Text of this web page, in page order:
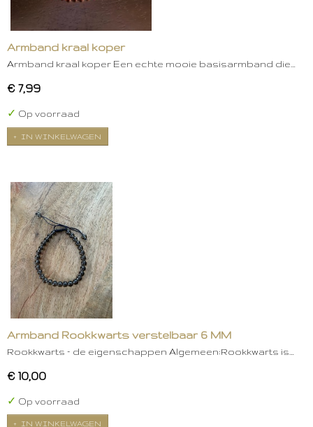
Armband kraal koper
Armband kraal koper Een echte mooie basisarmband die…
€ 7,99
✓ Op voorraad
IN WINKELWAGEN
Armband Rookkwarts verstelbaar 6 MM
Rookkwarts – de eigenschappen Algemeen:Rookkwarts is…
€ 10,00
✓ Op voorraad
IN WINKELWAGEN